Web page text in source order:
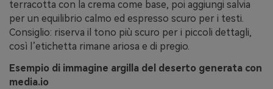
terracotta con la crema come base, poi aggiungi salvia
per un equilibrio calmo ed espresso scuro per i testi.
Consiglio: riserva il tono più scuro per i piccoli dettagli,
così l’etichetta rimane ariosa e di pregio.
Esempio di immagine argilla del deserto generata con
media.io